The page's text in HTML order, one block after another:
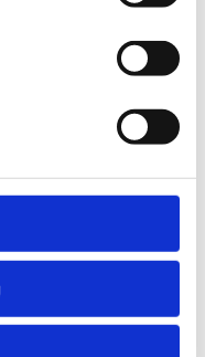
etterspørre miljø